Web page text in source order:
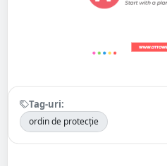
Tag-uri:
ordin de protecție